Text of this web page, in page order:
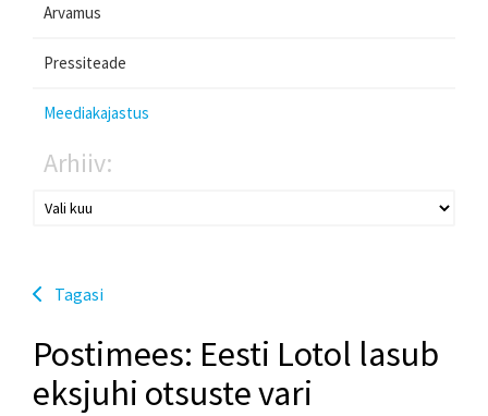
Arvamus
Pressiteade
Meediakajastus
Arhiiv:
Tagasi
Postimees: Eesti Lotol lasub
eksjuhi otsuste vari